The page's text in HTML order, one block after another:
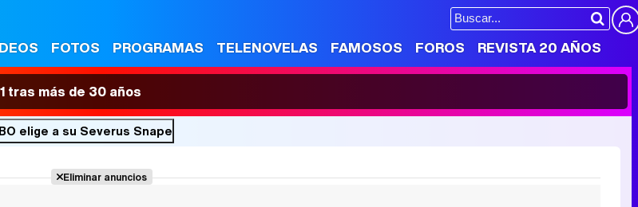
FOTOS PROGRAMAS TELENOVELAS FAMOSOS FOROS REVISTA 20 AÑOS
tras más de 30 años
elige a su Severus Snape
Eliminar anuncios